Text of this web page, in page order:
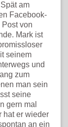
am
Facebook-
von
Mark ist
seinem
und
zum
man sein
seine
gern mal
hat er wieder
an ein